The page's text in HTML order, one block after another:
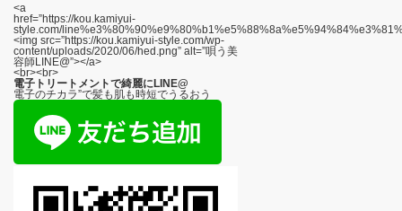
<a
href=”https://kou.kamiyui-
style.com/
<img src=”https://kou.kamiyui-style.com/wp-
content/uploads/2020/06/hed.png” alt=”唄う美
容師LINE@”></a>
<br><br>
電子トリートメントで綺麗にLINE@
電子のチカラ”で髪も肌も時短でうるおう